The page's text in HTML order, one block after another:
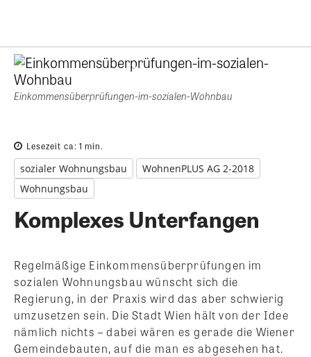
Einkommensüberprüfungen-im-sozialen-Wohnbau
Lesezeit ca: 1 min.
sozialer Wohnungsbau
WohnenPLUS AG 2-2018
Wohnungsbau
Komplexes Unterfangen
Regelmäßige Einkommensüberprüfungen im
sozialen Wohnungsbau wünscht sich die
Regierung, in der Praxis wird das aber schwierig
umzusetzen sein. Die Stadt Wien hält von der Idee
nämlich nichts – dabei wären es gerade die Wiener
Gemeindebauten, auf die man es abgesehen hat.